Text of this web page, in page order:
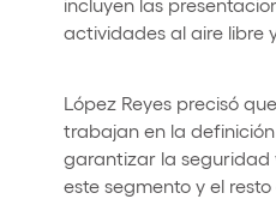
actividades al aire libre
López Reyes precisó
trabajan en la
garantizar la seguridad
este segmento y el